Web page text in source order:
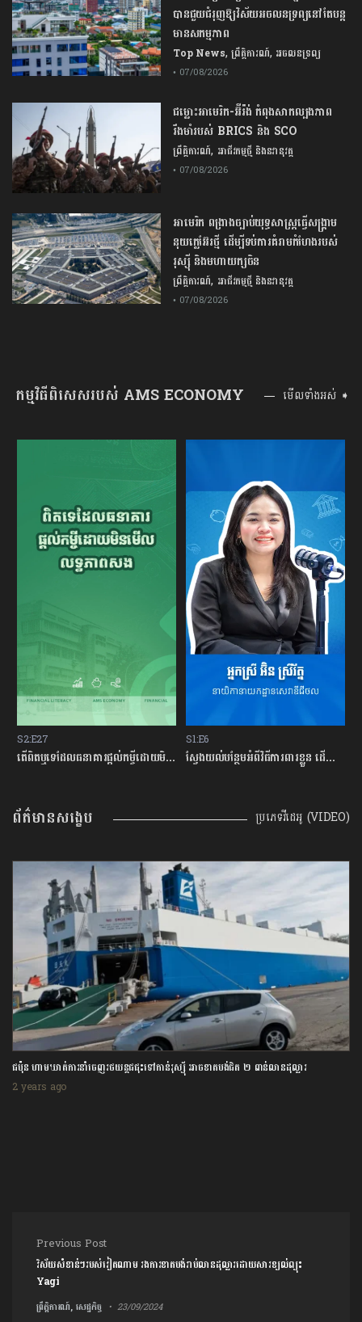
បាន​ជួយ​ជំរុញឱ្យវិស័យ​អចលនទ្រព្យនៅតែបន្ត​
មានសកម្មភាព
Top News,ព្រឹត្តិការណ៍, អចលនទ្រព្យ
• 07/08/2026
ជម្លោះ​អាមេរិក​-​អ៊ីរ៉ង់​ ​កំពុង​សាកល្បង​ភាព​
រឹងមាំ​របស់​ ​BRICS​ ​និង​ ​SCO​
ព្រឹត្តិការណ៍, អាជីវកម្មថ្មី និងនវានុវត្ត
• 07/08/2026
​អាមេរិក​ ពង្រាងច្បាប់​យុទ្ធសាស្ត្រ​ធ្វើ​សង្គ្រាម​
នុយក្លេអ៊ែរ​ថ្មី ដើម្បីទប់ការគំរាមកំហែងរបស់​
រុស្ស៊ី និងមហាយក្សចិន
ព្រឹត្តិការណ៍, អាជីវកម្មថ្មី និងនវានុវត្ត
• 07/08/2026
កម្មវិធីពិសេសរបស់ AMS ECONOMY មើលទាំងអស់ ➧
S2:E27
តើពិតឬទេដែលធនាគារផ្ដល់កម្ចីដោយមិនសិក្សាលើលទ្ធភាពសងត្រឡប់?
S1:E6
ស្វែងយល់បន្ថែមអំពីវិធីការពារខ្លួន ដើម្បីជៀសវាងពីការឆបោកតាមបច្ចេកវិទ្យាហិរញ្ញវត្ថុ!
ព័ត៌មានសង្ខេប ប្រភេទវីដេអូ (VIDEO)
ជប៉ុន ហាមឃាត់ការនាំចេញរថយន្តជជុះទៅកាន់រុស្ស៊ី អាចខាតបង់ជិត ២ ពាន់លានដុល្លារ
2 years ago
Post navigation
Previous Post
វិស័យសំខាន់ៗរបស់វៀតណាម រងការខាតបង់រាប់លានដុល្លារដោយសារខ្យល់ព្យុះ
Yagi
ព្រឹត្តិការណ៍, សេដ្ឋកិច្ច 23/09/2024